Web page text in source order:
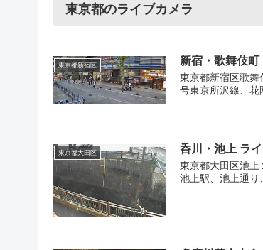
3
8
3
東京都のライブカメラ
東京都新宿区 新宿・歌舞伎
東京都新宿区歌
号東京所沢線、花
東京都大田区 呑川・池上 ラ
東京都大田区池上
池上駅、池上通り